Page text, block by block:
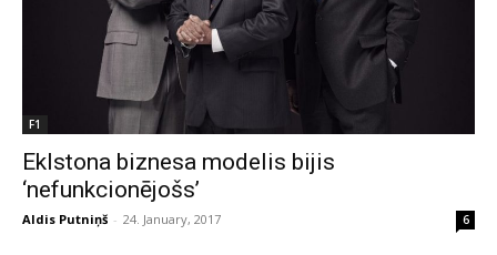
F1
Eklstona biznesa modelis bijis
‘nefunkcionējošs’
Aldis Putniņš - 24. January, 2017 6